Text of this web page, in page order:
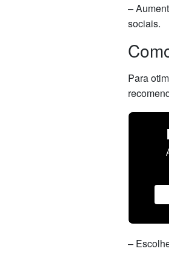
–
sociais.
Para
–